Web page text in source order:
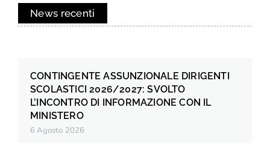
News recenti
CONTINGENTE ASSUNZIONALE DIRIGENTI
SCOLASTICI 2026/2027: SVOLTO
L’INCONTRO DI INFORMAZIONE CON IL
MINISTERO
6 Agosto 2026